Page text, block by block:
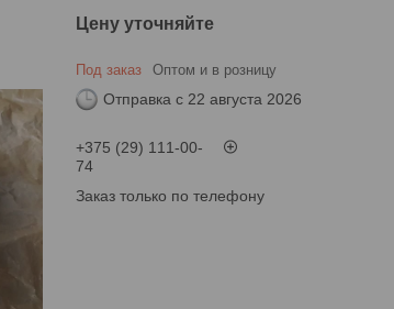
Цену уточняйте
Под заказ Оптом и в розницу
Отправка с 22 августа 2026
+375 (29) 111-00-
74
Заказ только по телефону